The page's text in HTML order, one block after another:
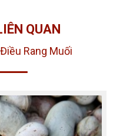
QUAN
Rang Muối